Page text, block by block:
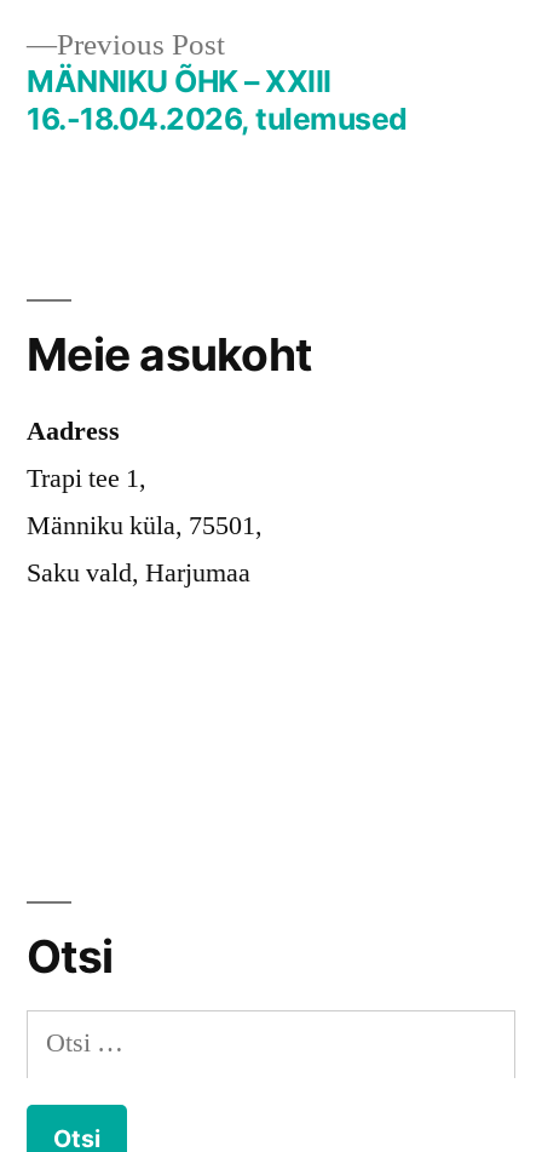
Previous PostPrevious
post:
MÄNNIKU ÕHK – XXIII
16.-18.04.2026, tulemused
Meie asukoht
Aadress
Trapi tee 1,
Männiku küla, 75501,
Saku vald, Harjumaa
Otsi
Otsi: